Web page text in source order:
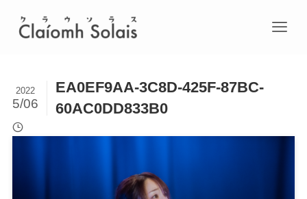
EA0EF9AA-3C8D-425F-87BC-
60AC0DD833B0
2022
5/06